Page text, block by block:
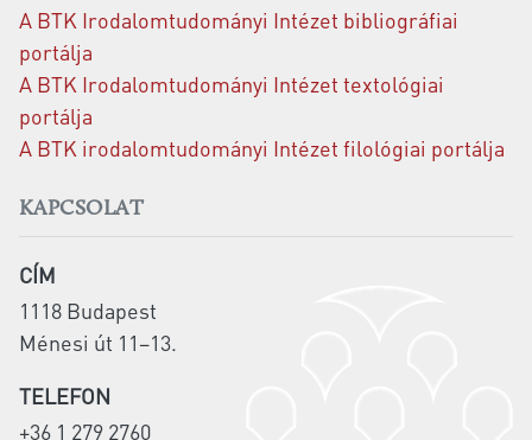
A BTK Irodalomtudományi Intézet bibliográfiai
portálja
A BTK Irodalomtudományi Intézet textológiai
portálja
A BTK irodalomtudományi Intézet filológiai portálja
KAPCSOLAT
CÍM
1118 Budapest
Ménesi út 11–13.
TELEFON
+36 1 279 2760